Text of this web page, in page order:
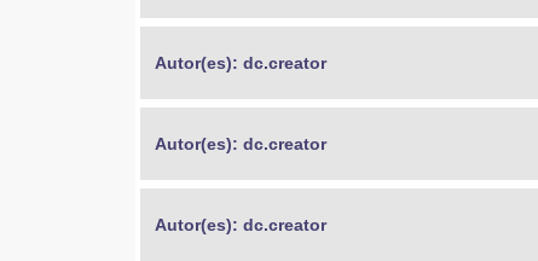
Autor(es): dc.creator
Autor(es): dc.creator
Autor(es): dc.creator